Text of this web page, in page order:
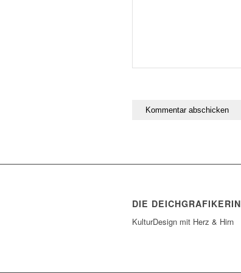
DIE DEICHGRAFIKERIN
KulturDesign mit Herz & Hirn